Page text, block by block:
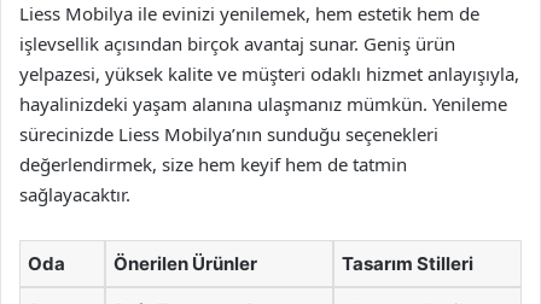
Liess Mobilya ile evinizi yenilemek, hem estetik hem de
işlevsellik açısından birçok avantaj sunar. Geniş ürün
yelpazesi, yüksek kalite ve müşteri odaklı hizmet anlayışıyla,
hayalinizdeki yaşam alanına ulaşmanız mümkün. Yenileme
sürecinizde Liess Mobilya’nın sunduğu seçenekleri
değerlendirmek, size hem keyif hem de tatmin
sağlayacaktır.
Oda Önerilen Ürünler Tasarım Stilleri